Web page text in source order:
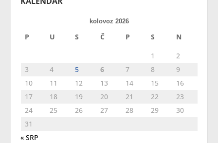
kolovoz 2026
P U S Č P S N
1
2
3
4 5 6 7 8
9
10
11 12 13 14 15
16
17
18 19 20 21 22
23
24
25 26 27 28 29
30
31
« SRP